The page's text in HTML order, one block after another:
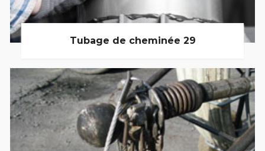
Tubage de cheminée 29